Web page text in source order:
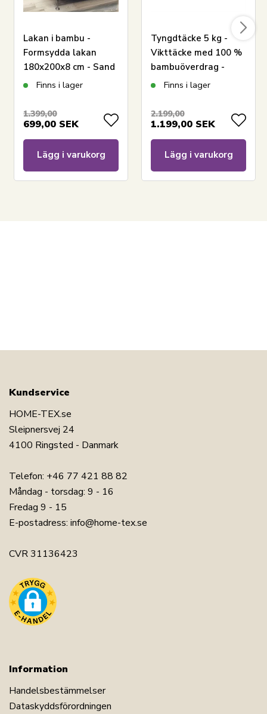
Har du frågor om produkten?
Lakan i bambu -
Formsydda lakan
180x200x8 cm - Sand
- 100% bambu -
bäddmadrass
Finns i lager
1.399,00
699,00 SEK
Lägg i varukorg
Tyngdtäcke 5 kg -
Vikttäcke med 100 %
bambuöverdrag -
Kylande och
140x200 cm - Borg
Living
Finns i lager
2.199,00
1.199,00 SEK
Lägg i varukorg
Kundservice
HOME-TEX.se
Sleipnersvej 24
4100 Ringsted - Danmark
Telefon: +46 77 421 88 82
Måndag - torsdag: 9 - 16
Fredag 9 - 15
E-postadress: info@home-tex.se
CVR 31136423
Information
Handelsbestämmelser
Dataskyddsförordningen